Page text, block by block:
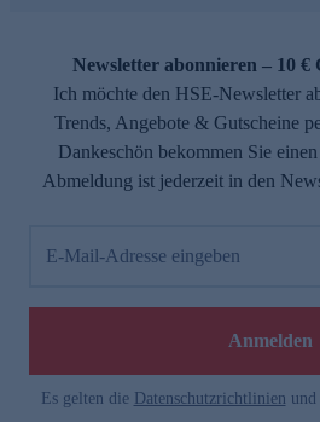
Newsletter abonnieren – 10 €
Ich möchte den HSE-Newsletter
Trends, Angebote & Gutscheine
Dankeschön bekommen Sie
Abmeldung ist jederzeit in den
E-Mail-Adresse eingeben
Anmelden
Es gelten die Datenschutzrichtlinien